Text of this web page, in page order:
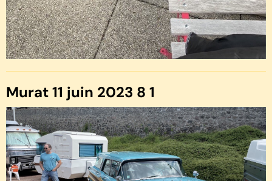
Murat 11 juin 2023 8 1